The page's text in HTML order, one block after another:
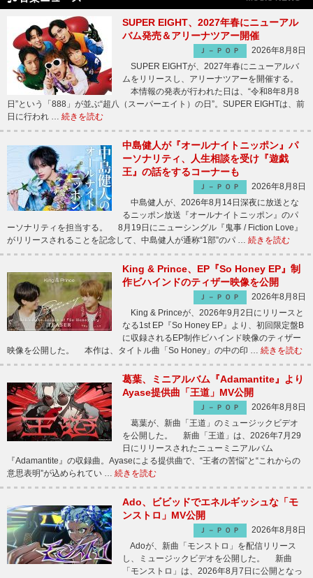
SUPER EIGHT、2027年春にニューアル
バム発売＆アリーナツアー開催
Ｊ－ＰＯＰ
2026年8月8日
SUPER EIGHTが、2027年春にニューアルバ
ムをリリースし、アリーナツアーを開催する。
本情報の発表が行われた日は、“令和8年8月8
日”という「888」が並ぶ“超八（スーパーエイト）の日”。SUPER EIGHTは、前
日に行われ … 続きを読む
中島健人が『オールナイトニッポン』パ
ーソナリティ、人生相談を受け『遊戯
王』の話をするコーナーも
Ｊ－ＰＯＰ
2026年8月8日
中島健人が、2026年8月14日深夜に放送とな
るニッポン放送『オールナイトニッポン』のパ
ーソナリティを担当する。 8月19日にニューシングル『鬼事 / Fiction Love』
がリリースされることを記念して、中島健人が通称“1部”のパ … 続きを読む
King & Prince、EP『So Honey EP』制
作ビハインドのティザー映像を公開
Ｊ－ＰＯＰ
2026年8月8日
King & Princeが、2026年9月2日にリリースと
なる1st EP『So Honey EP』より、初回限定盤B
に収録されるEP制作ビハインド映像のティザー
映像を公開した。 本作は、タイトル曲「So Honey」の中の印 … 続きを読む
葛葉、ミニアルバム『Adamantite』より
Ayase提供曲「王道」MV公開
Ｊ－ＰＯＰ
2026年8月8日
葛葉が、新曲「王道」のミュージックビデオ
を公開した。 新曲「王道」は、2026年7月29
日にリリースされたニューミニアルバム
『Adamantite』の収録曲。Ayaseによる提供曲で、“王者の苦悩”と“これからの
意思表明”が込められてい … 続きを読む
Ado、ビビッドでエネルギッシュな「モ
ンストロ」MV公開
Ｊ－ＰＯＰ
2026年8月8日
Adoが、新曲「モンストロ」を配信リリース
し、ミュージックビデオを公開した。 新曲
「モンストロ」は、2026年8月7日に公開となっ